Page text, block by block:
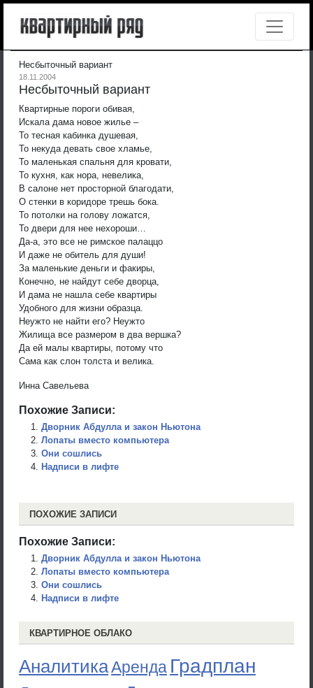
Несбыточный вариант
18.11.2004
Несбыточный вариант
Квартирные пороги обивая,
Искала дама новое жилье –
То тесная кабинка душевая,
То некуда девать свое хламье,
То маленькая спальня для кровати,
То кухня, как нора, невелика,
В салоне нет просторной благодати,
О стенки в коридоре трешь бока.
То потолки на голову ложатся,
То двери для нее нехороши…
Да-а, это все не римское палаццо
И даже не обитель для души!
За маленькие деньги и факиры,
Конечно, не найдут себе дворца,
И дама не нашла себе квартиры
Удобного для жизни образца.
Неужто не найти его? Неужто
Жилища все размером в два вершка?
Да ей малы квартиры, потому что
Сама как слон толста и велика.
Инна Савельева
Похожие Записи:
Дворник Абдулла и закон Ньютона
Лопаты вместо компьютера
Они сошлись
Надписи в лифте
ПОХОЖИЕ ЗАПИСИ
Похожие Записи:
Дворник Абдулла и закон Ньютона
Лопаты вместо компьютера
Они сошлись
Надписи в лифте
КВАРТИРНОЕ ОБЛАКО
АналитикаАренда Градплан